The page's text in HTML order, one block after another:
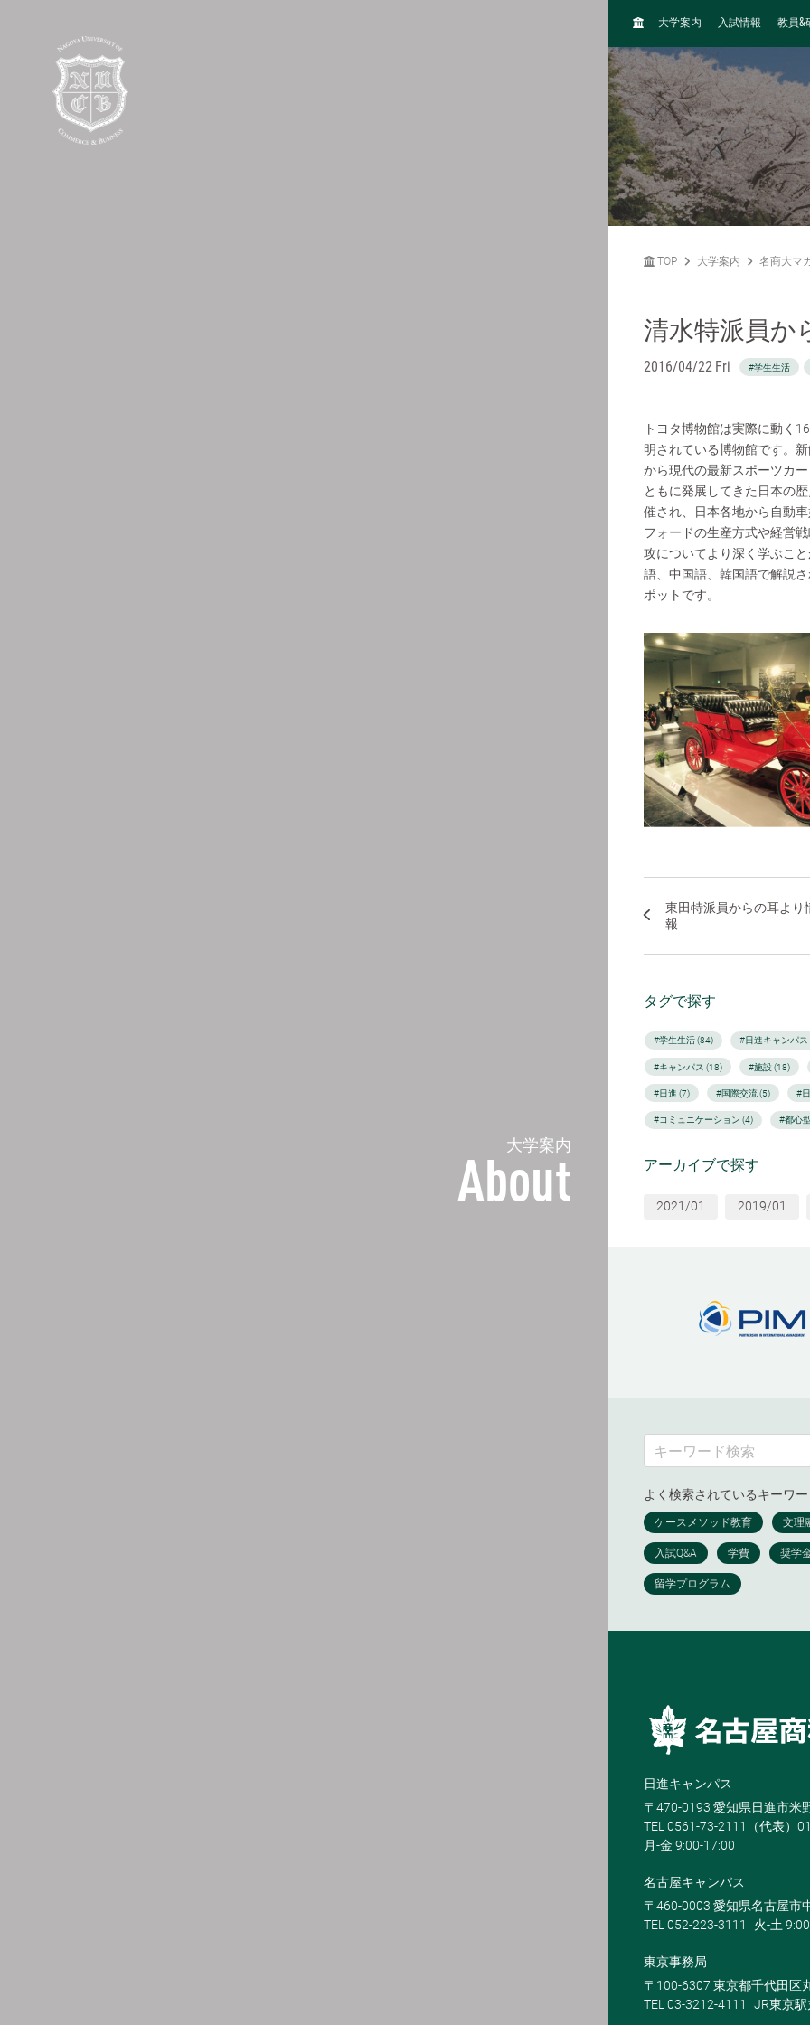
大学案内
About
H
M
E
大学案内 入試情報 教員&
TOP 大学案内 名商大マ
清水特派員か
2016/04/22 Fri #学生生活
トヨタ博物館は実際に動く
明されている博物館です。
から現代の最新スポーツカ
ともに発展してきた日本の
催され、日本各地から自動
フォードの生産方式や経営
攻についてより深く学ぶこ
語、中国語、韓国語で解説
ポットです。
東田特派員からの耳より
報
タグで探す
#学生生活 (84) #日進キャンパス
#キャンパス (18) #施設 (18)
#日進 (7) #国際交流 (5) #
#コミュニケーション (4) #都心
アーカイブで探す
2021/01 2019/01
よく検索されているキーワ
日進キャンパス
〒470-0193 愛知県日進市米
TEL 0561-73-2111（代表）
月-金 9:00-17:00
名古屋キャンパス
〒460-0003 愛知県名古屋市
TEL 052-223-3111
火-土
東京事務局
〒100-6307 東京都千代田区
TEL 03-3212-4111
JR東京